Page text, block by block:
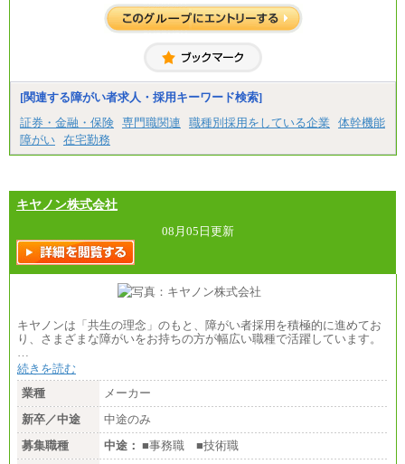
[関連する障がい者求人・採用キーワード検索]
証券・金融・保険 専門職関連 職種別採用をしている企業
体幹機能
障がい 在宅勤務
キヤノン株式会社
08月05日更新
キヤノンは「共生の理念」のもと、障がい者採用を積極的に進めてお
り、さまざまな障がいをお持ちの方が幅広い職種で活躍しています。
…
続きを読む
業種
メーカー
新卒／中途
中途のみ
募集職種
中途： ■事務職 ■技術職